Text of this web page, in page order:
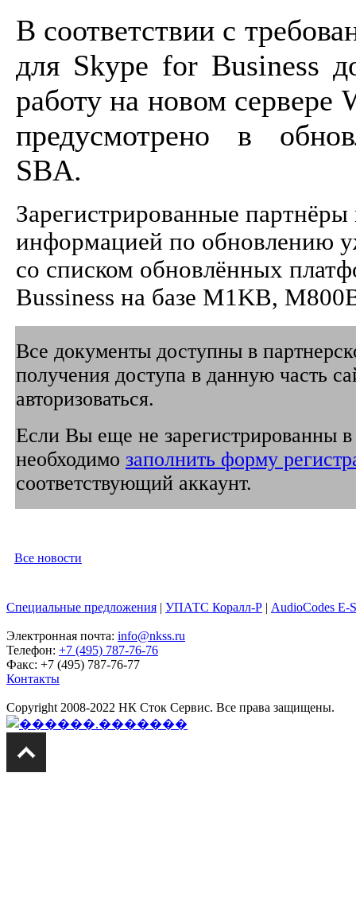
В соответствии с
для Skype for Business
работу на новом сервере
предусмотрено в
SBA.
Зарегистрированные партнёры
информацией по обновлению
со списком обновлённых
Bussiness на базе M1KB,
Все документы доступны в
получения доступа в данную часть
авторизоваться.
Если Вы еще не зарегистрированны в
необходимо заполнить форму
соответствующий аккаунт.
Все новости
Специальные предложения | УПАТС Коралл-Р | AudioCodes E-
Электронная почта: info@nkss.ru
Телефон: +7 (495) 787-76-76
Факс: +7 (495) 787-76-77
Контакты
Copyright 2008-2022 НК Сток Сервис. Все права защищены.